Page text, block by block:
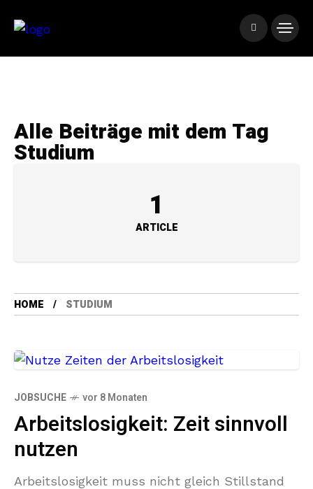
Alle Beiträge mit dem Tag
Studium
1
ARTICLE
HOME STUDIUM
JOBSUCHE vor 8 Monaten
Arbeitslosigkeit: Zeit sinnvoll
nutzen
Arbeitslosigkeit muss nicht gleich Stillstand